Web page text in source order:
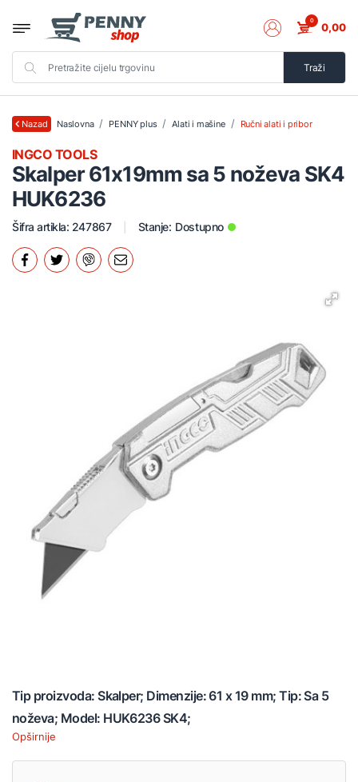
Traži
0 0,00
Nazad Naslovna PENNY plus Alati i mašine Ručni alati i pribor
Skalper 61x19mm sa 5 noževa SK4
HUK6236
INGCO TOOLS
Šifra artikla: 247867 Stanje: Dostupno
Tip proizvoda: Skalper; Dimenzije: 61 x 19 mm; Tip: Sa 5
noževa; Model: HUK6236 SK4;
Opširnije